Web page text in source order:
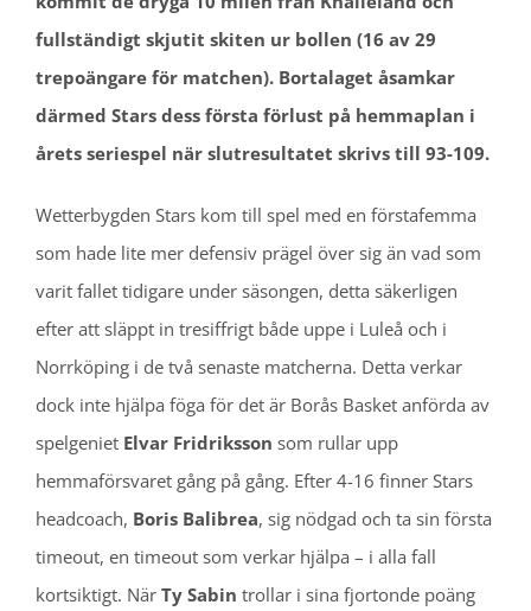
fullständigt skjutit skiten ur bollen (16 av 29
trepoängare för matchen). Bortalaget åsamkar
därmed Stars dess första förlust på hemmaplan i
årets seriespel när slutresultatet skrivs till 93-109.
Wetterbygden Stars kom till spel med en förstafemma
som hade lite mer defensiv prägel över sig än vad som
varit fallet tidigare under säsongen, detta säkerligen
efter att släppt in tresiffrigt både uppe i Luleå och i
Norrköping i de två senaste matcherna. Detta verkar
dock inte hjälpa föga för det är Borås Basket anförda av
spelgeniet Elvar Fridriksson som rullar upp
hemmaförsvaret gång på gång. Efter 4-16 finner Stars
headcoach, Boris Balibrea, sig nödgad och ta sin första
timeout, en timeout som verkar hjälpa – i alla fall
kortsiktigt. När Ty Sabin trollar i sina fjortonde poäng